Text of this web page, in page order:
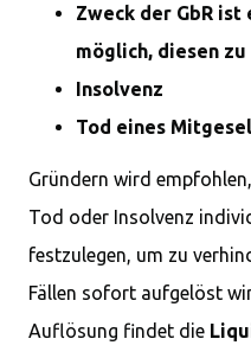
Zweck der GbR
möglich, diesen
Insolvenz
Tod eines
Gründern wird
Tod oder Insolvenz
festzulegen, um zu
Fällen sofort aufgelöst
Auflösung findet die